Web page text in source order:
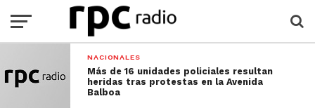
NACIONALES
Más de 16 unidades policiales resultan
heridas tras protestas en la Avenida
Balboa